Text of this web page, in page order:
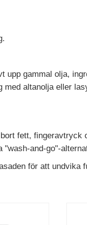
upp gammal olja,
med altanolja eller
fett, fingeravtryck
and-go"-
för att undvika